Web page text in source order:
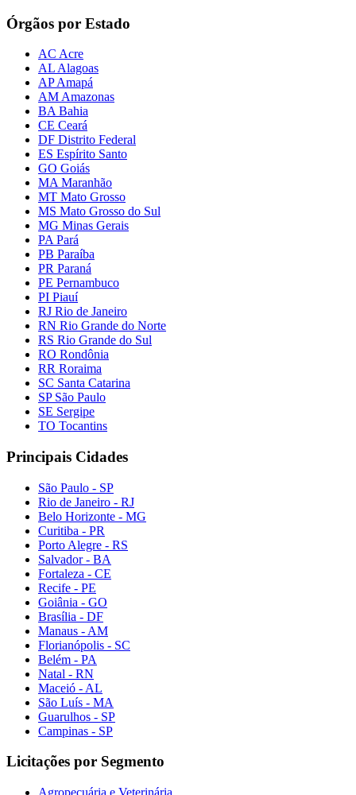
Órgãos por Estado
AC Acre
AL Alagoas
AP Amapá
AM Amazonas
BA Bahia
CE Ceará
DF Distrito Federal
ES Espírito Santo
GO Goiás
MA Maranhão
MT Mato Grosso
MS Mato Grosso do Sul
MG Minas Gerais
PA Pará
PB Paraíba
PR Paraná
PE Pernambuco
PI Piauí
RJ Rio de Janeiro
RN Rio Grande do Norte
RS Rio Grande do Sul
RO Rondônia
RR Roraima
SC Santa Catarina
SP São Paulo
SE Sergipe
TO Tocantins
Principais Cidades
São Paulo - SP
Rio de Janeiro - RJ
Belo Horizonte - MG
Curitiba - PR
Porto Alegre - RS
Salvador - BA
Fortaleza - CE
Recife - PE
Goiânia - GO
Brasília - DF
Manaus - AM
Florianópolis - SC
Belém - PA
Natal - RN
Maceió - AL
São Luís - MA
Guarulhos - SP
Campinas - SP
Licitações por Segmento